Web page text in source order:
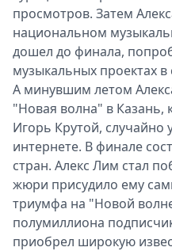
просмотров. Затем
национальном
дошел до финала,
музыкальных проектах в
А минувшим летом
"Новая волна" в Казань,
Игорь Крутой, случайно
интернете. В финале
стран. Алекс Лим стал
жюри присудило ему
триумфа на "Новой
полумиллиона
приобрел широкую